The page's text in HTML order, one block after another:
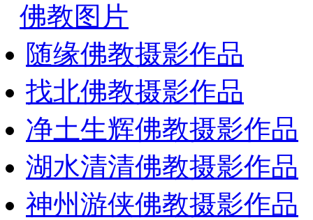
佛教图片
随缘佛教摄影作品
找北佛教摄影作品
净土生辉佛教摄影作品
湖水清清佛教摄影作品
神州游侠佛教摄影作品